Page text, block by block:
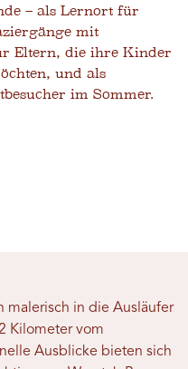
– als Lernort für
mit
Eltern, die ihre Kinder
und als
im Sommer.
malerisch in die Ausläufer
Kilometer vom
Ausblicke bieten sich